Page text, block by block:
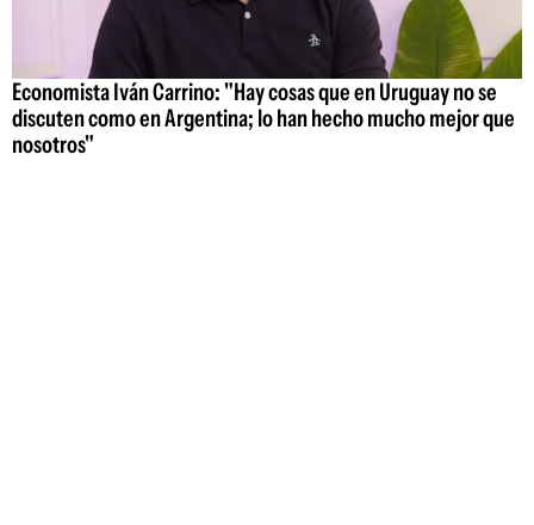
Economista Iván Carrino: "Hay cosas que en Uruguay no se
discuten como en Argentina; lo han hecho mucho mejor que
nosotros"